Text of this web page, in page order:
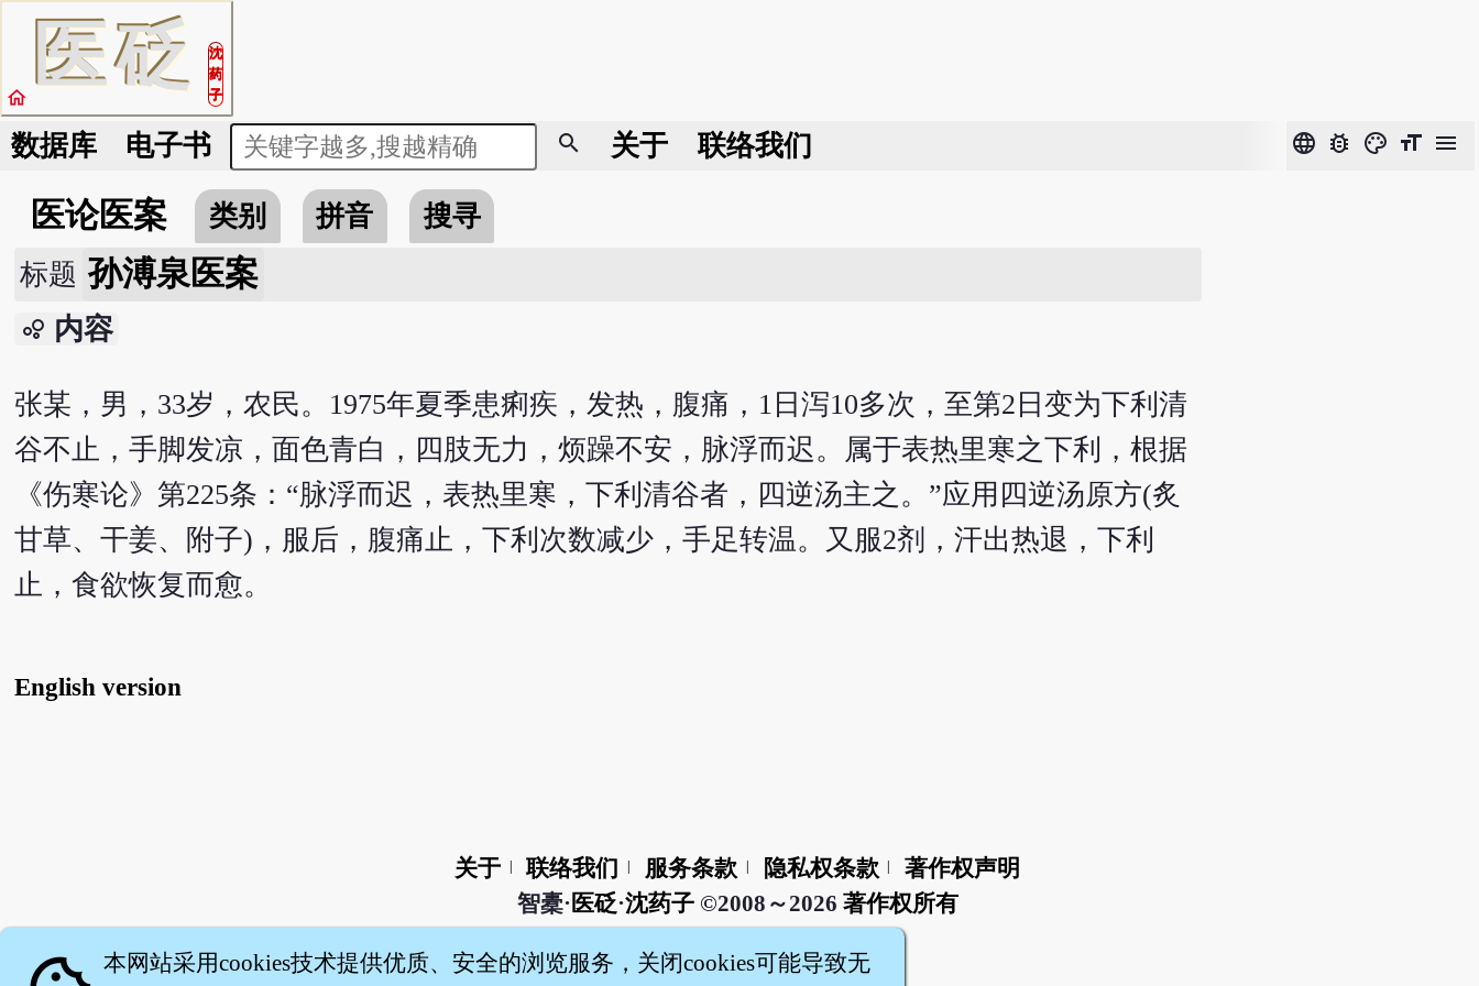
医砭
沈
药
子
home
数据库 电子书 search 关于 联络我们 language bug_report color_lens format_size menu
医论医案 类别 拼音
搜寻
标题 孙溥泉医案
bubble_chart 内容
张某，男，33岁，农民。1975年夏季患痢疾，发热，腹痛，1日泻10多次，至第2日变为下利清
谷不止，手脚发凉，面色青白，四肢无力，烦躁不安，脉浮而迟。属于表热里寒之下利，根据
《伤寒论》第225条：“脉浮而迟，表热里寒，下利清谷者，四逆汤主之。”应用四逆汤原方(炙
甘草、干姜、附子)，服后，腹痛止，下利次数减少，手足转温。又服2剂，汗出热退，下利
止，食欲恢复而愈。
English version
关于 联络我们 服务条款 隐私权条款
著作权声明
智橐· 医砭·沈药子©2008～2026 著作权所有
本网站采用cookies技术提供优质、安全的浏览服务，关闭cookies可能导致无